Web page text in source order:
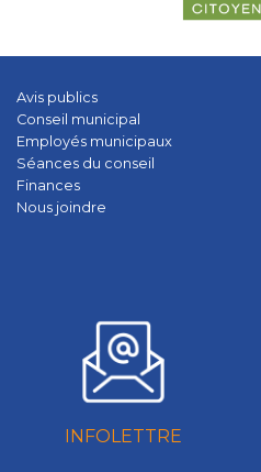
Avis publics
Conseil municipal
Employés municipaux
Séances du conseil
Finances
Nous joindre
INFOLETTRE